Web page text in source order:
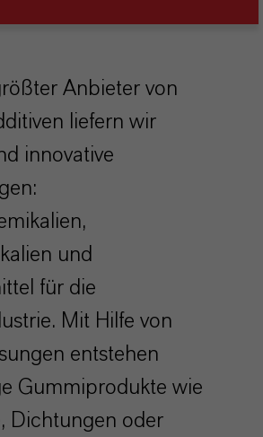
Anbieter von
liefern wir
innovative
und
für die
Mit Hilfe von
entstehen
Gummiprodukte wie
Dichtungen oder